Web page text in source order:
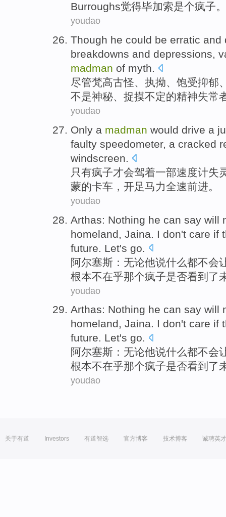
Burroughs觉得毕加索是个疯子。
youdao
Though he could be erratic and
breakdowns and depressions,
madman of myth.
尽管梵高古怪、执拗、 饱受抑郁
不是神秘、捉摸不定的精神失常
youdao
Only a madman would drive a
faulty speedometer, a cracked
windscreen.
只有疯子才会驾着一部速度计失
蒙的卡车，开足马力全速前进。
youdao
Arthas: Nothing he can say will
homeland Jaina I don't care if
future
Let's go
阿尔塞斯 ：无论他说什么都不会
根本不在乎那个疯子是否看到了
youdao
Arthas: Nothing he can say will
homeland, Jaina. I don't care if
future. Let's go.
阿尔塞斯 ：无论他说什么都不会
根本不在乎那个疯子是否看到 了
youdao
关于有道 Investors 有道智选 官方博客 技术博客 诚聘英才